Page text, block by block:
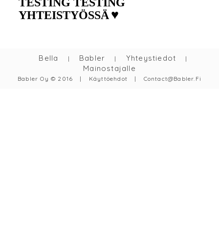
YHTEISTYÖSSÄ ♥
Bella | Babler | Yhteystiedot |
Mainostajalle
Babler Oy © 2016 | Käyttöehdot | Contact@babler.fi